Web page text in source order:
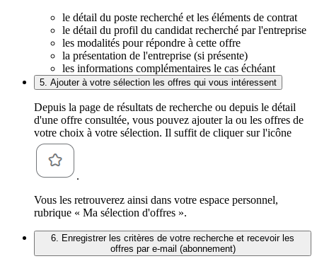
le détail du poste recherché et les éléments de contrat
le détail du profil du candidat recherché par l'entreprise
les modalités pour répondre à cette offre
la présentation de l'entreprise (si présente)
les informations complémentaires le cas échéant
5. Ajouter à votre sélection les offres qui vous intéressent
Depuis la page de résultats de recherche ou depuis le détail
d'une offre consultée, vous pouvez ajouter la ou les offres de
votre choix à votre sélection. Il suffit de cliquer sur l'icône
.
Vous les retrouverez ainsi dans votre espace personnel,
rubrique « Ma sélection d'offres ».
6. Enregistrer les critères de votre recherche et recevoir les
offres par e-mail (abonnement)